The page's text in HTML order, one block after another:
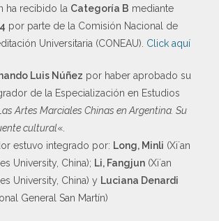
ha recibido la Categoría B mediante
por parte de la Comisión Nacional de
Universitaria (CONEAU). Click aquí
Luis Núñez por haber aprobado su
de la Especialización en Estudios
Artes Marciales Chinas en Argentina. Su
cultural«.
estuvo integrado por: Long, Minli (Xi´an
University, China); Li, Fangjun (Xi´an
University, China) y Luciana Denardi
General San Martín)